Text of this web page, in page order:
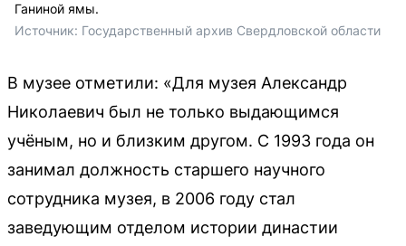
Ганиной ямы.
Источник: Государственный архив Свердловской области
В музее отметили: «Для музея Александр
Николаевич был не только выдающимся
учёным, но и близким другом. С 1993 года он
занимал должность старшего научного
сотрудника музея, в 2006 году стал
заведующим отделом истории династии